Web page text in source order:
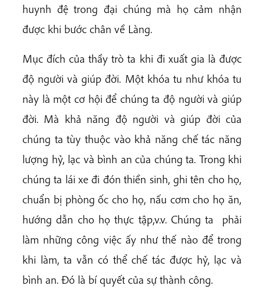
huynh đệ trong đại chúng mà họ cảm nhận
được khi bước chân về Làng.
Mục đích của thầy trò ta khi đi xuất gia là được
độ người và giúp đời. Một khóa tu như khóa tu
này là một cơ hội để chúng ta độ người và giúp
đời. Mà khả năng độ người và giúp đời của
chúng ta tùy thuộc vào khả năng chế tác năng
lượng hỷ, lạc và bình an của chúng ta. Trong khi
chúng ta lái xe đi đón thiền sinh, ghi tên cho họ,
chuẩn bị phòng ốc cho họ, nấu cơm cho họ ăn,
hướng dẫn cho họ thực tập,v.v. Chúng ta phải
làm những công việc ấy như thế nào để trong
khi làm, ta vẫn có thể chế tác được hỷ, lạc và
bình an. Đó là bí quyết của sự thành công.